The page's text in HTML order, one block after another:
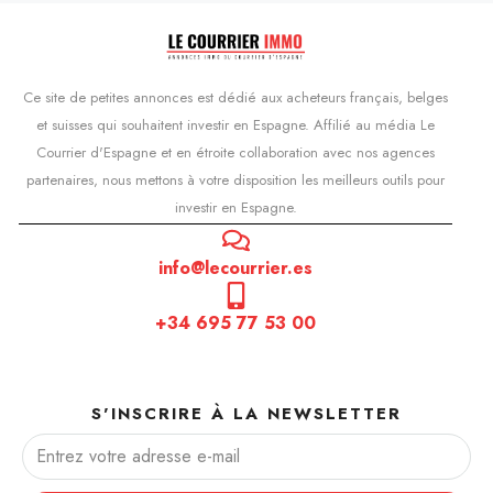
Ce site de petites annonces est dédié aux acheteurs français, belges
et suisses qui souhaitent investir en Espagne. Affilié au média Le
Courrier d'Espagne et en étroite collaboration avec nos agences
partenaires, nous mettons à votre disposition les meilleurs outils pour
investir en Espagne.
info@lecourrier.es
+34 695 77 53 00
S'INSCRIRE À LA NEWSLETTER